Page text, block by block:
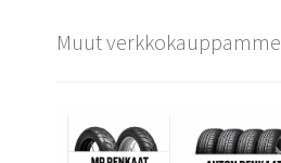
Muut verkkokauppamme